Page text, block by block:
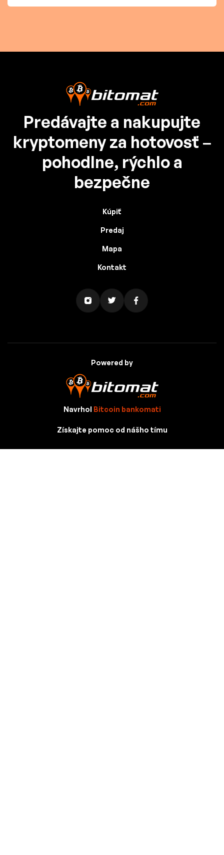
Predávajte a nakupujte
kryptomeny za hotovosť –
pohodlne, rýchlo a
bezpečne
Kúpiť
Predaj
Mapa
Kontakt
Powered by
Navrhol Bitcoin bankomati
Získajte pomoc od nášho tímu